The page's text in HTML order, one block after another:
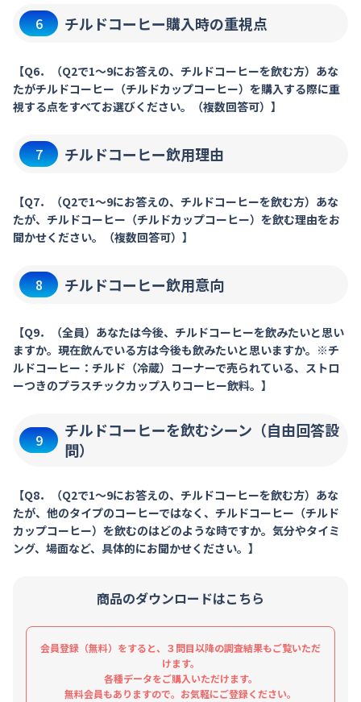
6 チルドコーヒー購入時の重視点
【Q6．（Q2で1～9にお答えの、チルドコーヒーを飲む方）あな
たがチルドコーヒー（チルドカップコーヒー）を購入する際に重
視する点をすべてお選びください。（複数回答可）】
7 チルドコーヒー飲用理由
【Q7．（Q2で1～9にお答えの、チルドコーヒーを飲む方）あな
たが、チルドコーヒー（チルドカップコーヒー）を飲む理由をお
聞かせください。（複数回答可）】
8 チルドコーヒー飲用意向
【Q9．（全員）あなたは今後、チルドコーヒーを飲みたいと思い
ますか。現在飲んでいる方は今後も飲みたいと思いますか。※チ
ルドコーヒー：チルド（冷蔵）コーナーで売られている、ストロ
ーつきのプラスチックカップ入りコーヒー飲料。】
9
チルドコーヒーを飲むシーン（自由回答設
問）
【Q8．（Q2で1～9にお答えの、チルドコーヒーを飲む方）あな
たが、他のタイプのコーヒーではなく、チルドコーヒー（チルド
カップコーヒー）を飲むのはどのような時ですか。気分やタイミ
ング、場面など、具体的にお聞かせください。】
商品のダウンロードはこちら
会員登録（無料）をすると、３問目以降の調査結果もご覧いただ
けます。
各種データをご購入いただけます。
無料会員もありますので。お気軽にご登録ください。